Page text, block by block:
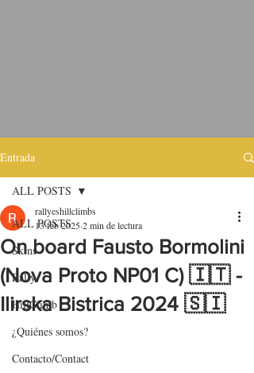
Entrada
ALL POSTS
Skins
Rally
HillClimb
¿Quiénes somos?
Contacto/Contact
ALL POSTS
On board Fausto Bormolini
(Nova Proto NP01 C) 🇮🇹 -
Ilirska Bistrica 2024 🇸🇮
rallyeshillclimbs
13 feb 20252 min de lectura